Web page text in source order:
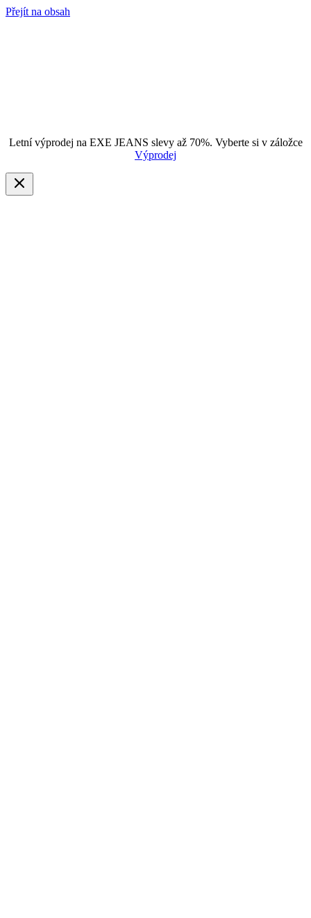
Přejít na obsah
Letní výprodej na EXE JEANS slevy až 70%. Vyberte si v záložce
Výprodej